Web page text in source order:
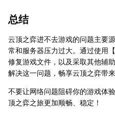
总结
云顶之弈进不去游戏的问题主要
常和服务器压力过大。通过使用【
修复游戏文件，以及采取其他辅
解决这一问题，畅享云顶之弈带
不要让网络问题阻碍你的游戏体
顶之弈之旅更加顺畅、稳定！